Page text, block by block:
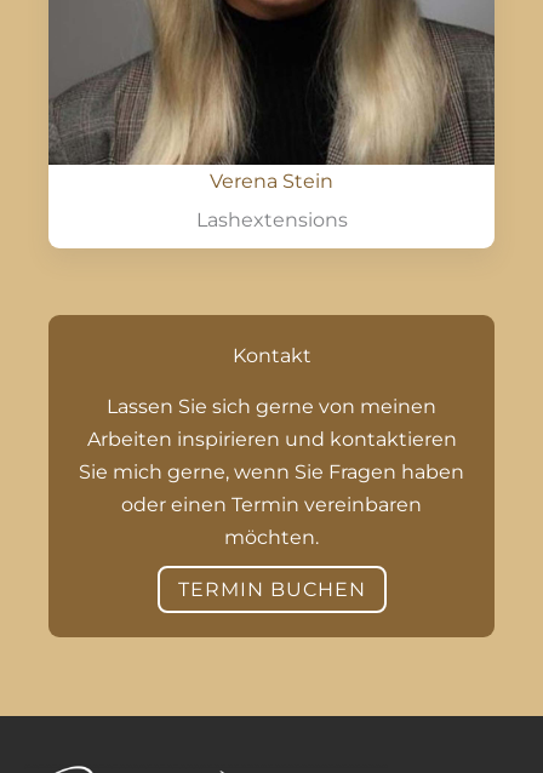
Verena Stein
Lashextensions
Kontakt
Lassen Sie sich gerne von meinen
Arbeiten inspirieren und kontaktieren
Sie mich gerne, wenn Sie Fragen haben
oder einen Termin vereinbaren
möchten.
TERMIN BUCHEN